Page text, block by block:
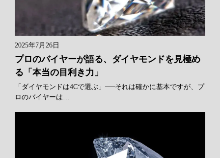
2025年7月26日
プロのバイヤーが語る、ダイヤモンドを見極め
る「本当の目利き力」
「ダイヤモンドは4Cで選ぶ」──それは確かに基本ですが、プ
ロのバイヤーは…